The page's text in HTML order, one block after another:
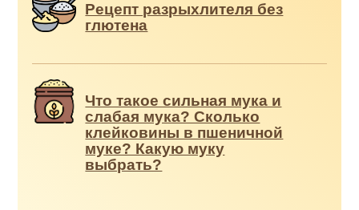
Рецепт разрыхлителя без
глютена
Что такое сильная мука и
слабая мука? Сколько
клейковины в пшеничной
муке? Какую муку
выбрать?